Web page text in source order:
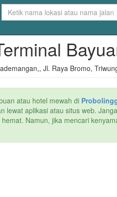
Jl. Raya Bromo,
atau hotel mewah di
lewat aplikasi atau situs web.
Namun, jika mencari